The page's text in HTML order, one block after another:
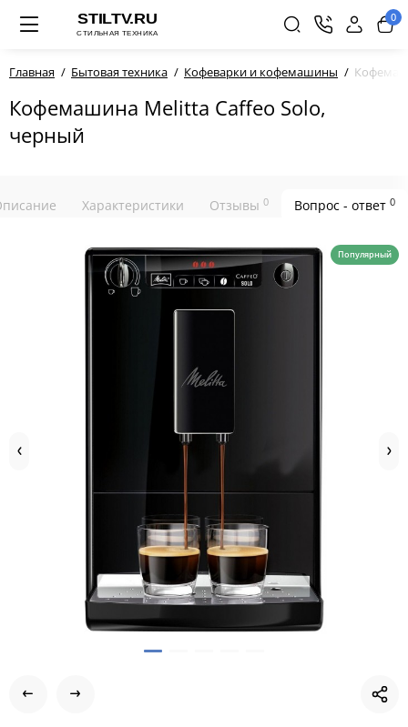
0
Главная Бытовая техника Кофеварки и кофемашины
Кофемашина Melitta Caffeo Solo,
черный
Характеристики Отзывы 0 Вопрос - ответ 0
Популярный